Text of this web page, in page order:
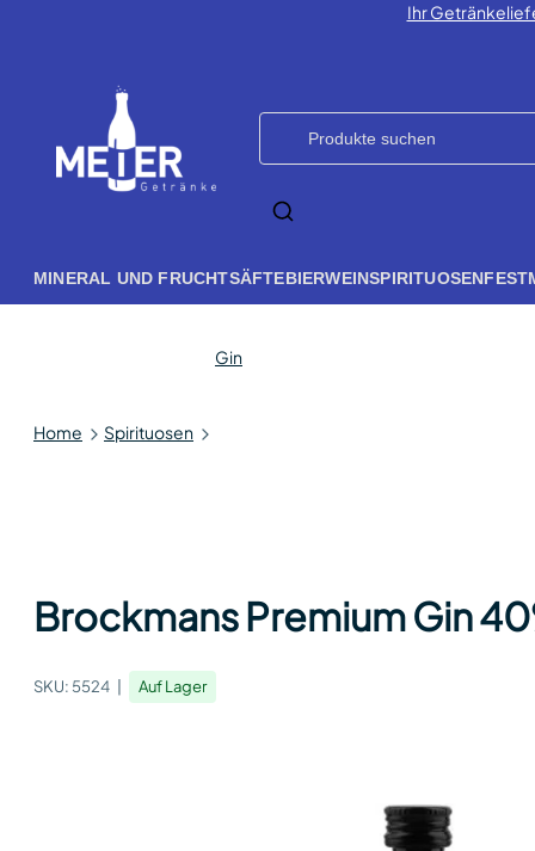
Ihr
MINERAL UND FRUCHTSÄFTEBIERWEINSPIRITUOSEN
Home Spirituosen
Gin
Brockmans Premium Gin
SKU: 5524 Auf Lager